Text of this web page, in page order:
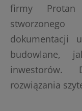
firmy Protan
dokumentacji
budowlane,
inwestorów.
rozwiązania